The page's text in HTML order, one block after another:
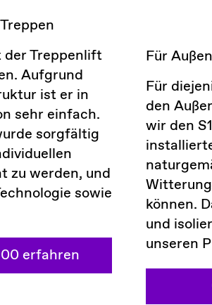
der Treppenlift
Aufgrund
ist er in
sehr einfach.
sorgfältig
zu werden, und
sowie
erfahren
Für
Für
den
wir den
können.
und
unseren